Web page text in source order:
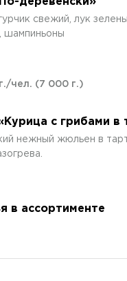
свежий, лук
шампиньоны
чел. (7 000 г.)
с грибами в
нежный жюльен в
в ассортименте